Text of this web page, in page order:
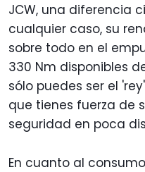
JCW, una diferencia
cualquier caso, su
sobre todo en el
330 Nm disponibles
sólo puedes ser el
que tienes fuerza de
seguridad en poca
En cuanto al